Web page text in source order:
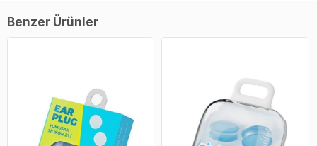
Benzer Ürünler